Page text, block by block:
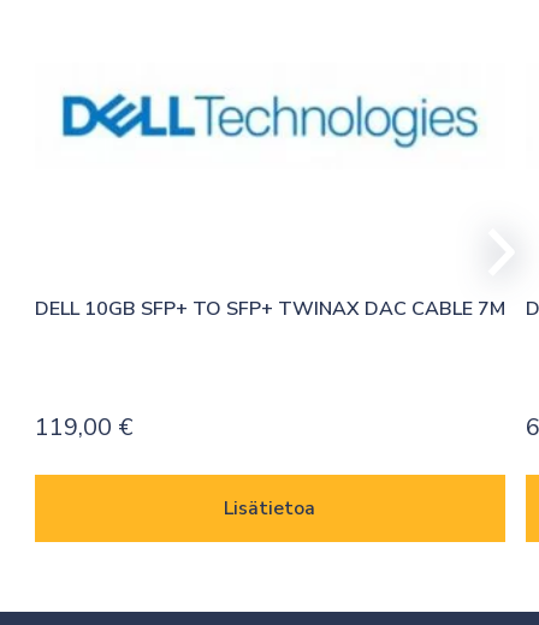
DELL 10GB SFP+ TO SFP+ TWINAX DAC CABLE 7M
119,00 €
Lisätietoa